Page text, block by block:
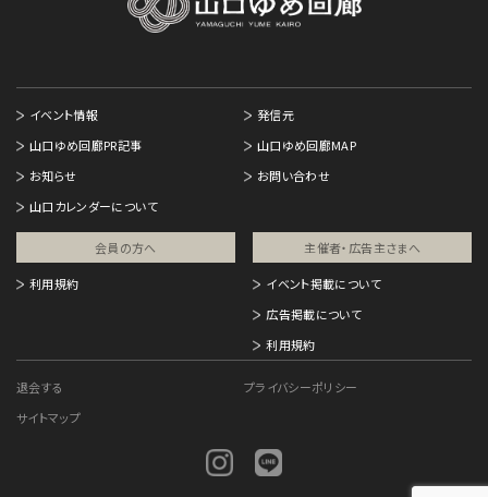
イベント情報
発信元
山口ゆめ回廊PR記事
山口ゆめ回廊MAP
お知らせ
お問い合わせ
山口カレンダーについて
会員の方へ
利用規約
主催者・広告主さまへ​
イベント掲載について
広告掲載について
利用規約
退会する
プライバシーポリシー
サイトマップ